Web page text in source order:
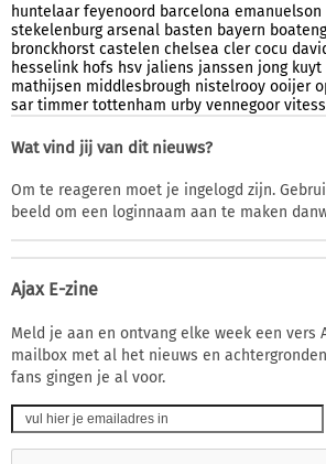
huntelaar feyenoord barcelona emanuelson
stekelenburg arsenal basten bayern boateng
bronckhorst castelen chelsea cler cocu
hesselink hofs hsv jaliens janssen jong kuyt
mathijsen middlesbrough nistelrooy ooijer
sar timmer tottenham urby vennegoor
Wat vind jij van dit nieuws?
Om te reageren moet je ingelogd zijn.
beeld om een loginnaam aan te maken
Ajax E-zine
Meld je aan en ontvang elke week een vers
mailbox met al het nieuws en
fans gingen je al voor.